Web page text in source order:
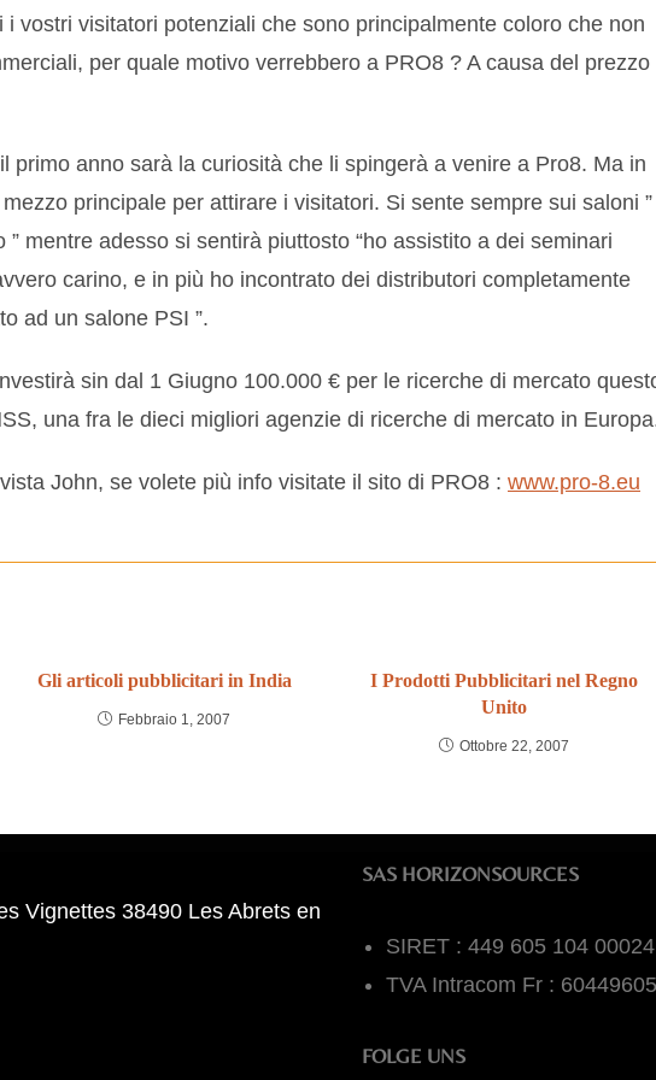
vostri visitatori potenziali che sono principalmente coloro che non
per quale motivo verrebbero a PRO8 ? A causa del prezzo
primo anno sarà la curiosità che li spingerà a venire a Pro8. Ma in
principale per attirare i visitatori. Si sente sempre sui saloni ”
mentre adesso si sentirà piuttosto “ho assistito a dei seminari
carino, e in più ho incontrato dei distributori completamente
ad un salone PSI ”.
sin dal 1 Giugno 100.000 € per le ricerche di mercato
una fra le dieci migliori agenzie di ricerche di mercato in
John, se volete più info visitate il sito di PRO8 : www.pro-8.eu
Gli articoli pubblicitari in India
Febbraio 1, 2007
I Prodotti Pubblicitari nel Regno
Unito
Ottobre 22, 2007
Vignettes 38490 Les Abrets en
SAS HORIZONSOURCES
SIRET : 449 605 104 00024
TVA Intracom Fr :
FOLGE UNS